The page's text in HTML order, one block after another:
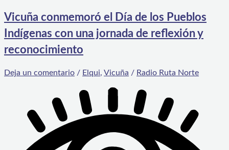
Vicuña conmemoró el Día de los Pueblos
Indígenas con una jornada de reflexión y
reconocimiento
Deja un comentario / Elqui, Vicuña / Radio Ruta Norte